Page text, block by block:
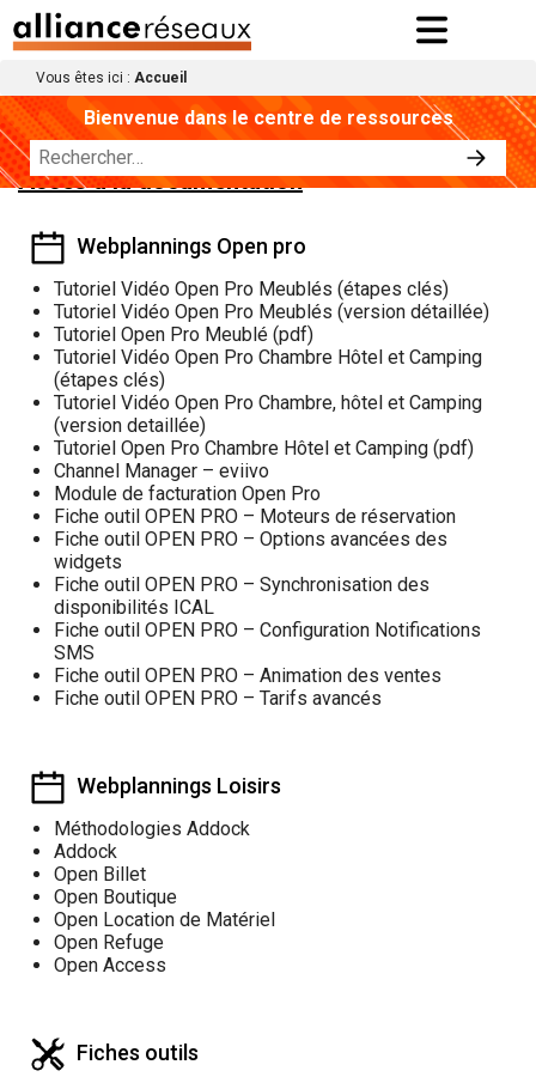
Vous êtes ici : Accueil
Bienvenue dans le centre de ressources
Accès à la documentation
Webplannings Open pro
Tutoriel Vidéo Open Pro Meublés (étapes clés)
Tutoriel Vidéo Open Pro Meublés (version détaillée)
Tutoriel Open Pro Meublé (pdf)
Tutoriel Vidéo Open Pro Chambre Hôtel et Camping
(étapes clés)
Tutoriel Vidéo Open Pro Chambre, hôtel et Camping
(version detaillée)
Tutoriel Open Pro Chambre Hôtel et Camping (pdf)
Channel Manager – eviivo
Module de facturation Open Pro
Fiche outil OPEN PRO – Moteurs de réservation
Fiche outil OPEN PRO – Options avancées des
widgets
Fiche outil OPEN PRO – Synchronisation des
disponibilités ICAL
Fiche outil OPEN PRO – Configuration Notifications
SMS
Fiche outil OPEN PRO – Animation des ventes
Fiche outil OPEN PRO – Tarifs avancés
Webplannings Loisirs
Méthodologies Addock
Addock
Open Billet
Open Boutique
Open Location de Matériel
Open Refuge
Open Access
Fiches outils